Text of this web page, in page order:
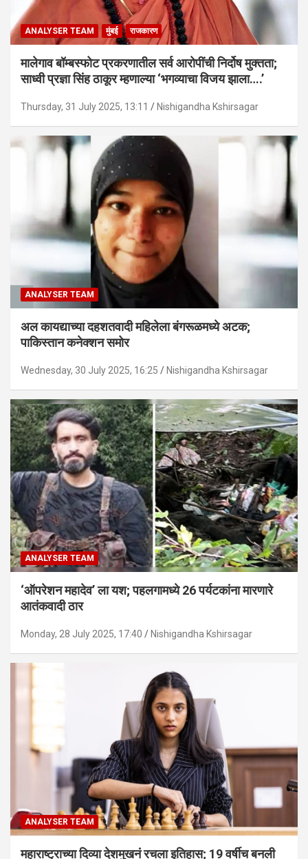
ANALYSER TEAM मुंबई राजकारण
मालेगाव बॉम्बस्फोट प्रकरणातील सर्व आरोपींची निर्दोष मुक्तता;
साध्वी प्रज्ञा सिंह ठाकूर म्हणाल्या ‘भगव्याचा विजय झाला….’
Thursday, 31 July 2025, 13:11 Nishigandha Kshirsagar
ANALYSER TEAM
अल कायद्याच्या दहशतवादी महिलेला बंगरूळमध्ये अटक;
पाकिस्तान कनेक्शन समोर
Wednesday, 30 July 2025, 16:25 Nishigandha Kshirsagar
ANALYSER TEAM
‘ऑपरेशन महादेव’ ला यश; पहलगामध्ये 26 पर्यटकांना मारणारे
आतंकवादी ठार
Monday, 28 July 2025, 17:40 Nishigandha Kshirsagar
ANALYSER TEAM
महाराष्ट्राच्या दिव्या देशमुखनं रचला इतिहास; 19 वर्षीच बनली